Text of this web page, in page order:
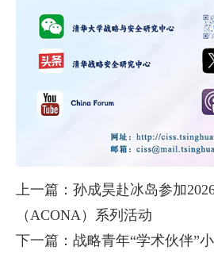
上一篇：孙成昊赴冰岛参加
（ACONA）系列活动
下一篇：战略青年“学术伙伴”